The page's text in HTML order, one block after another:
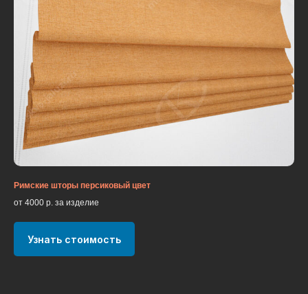
Римские шторы персиковый цвет
от 4000 р. за изделие
Узнать стоимость